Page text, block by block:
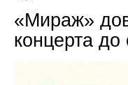
«Мираж»
концерта